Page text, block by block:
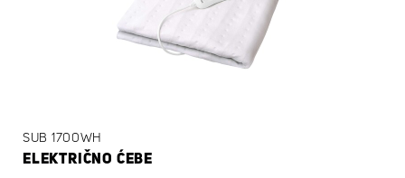
SUB 1700WH
ELEKTRIČNO ĆEBE